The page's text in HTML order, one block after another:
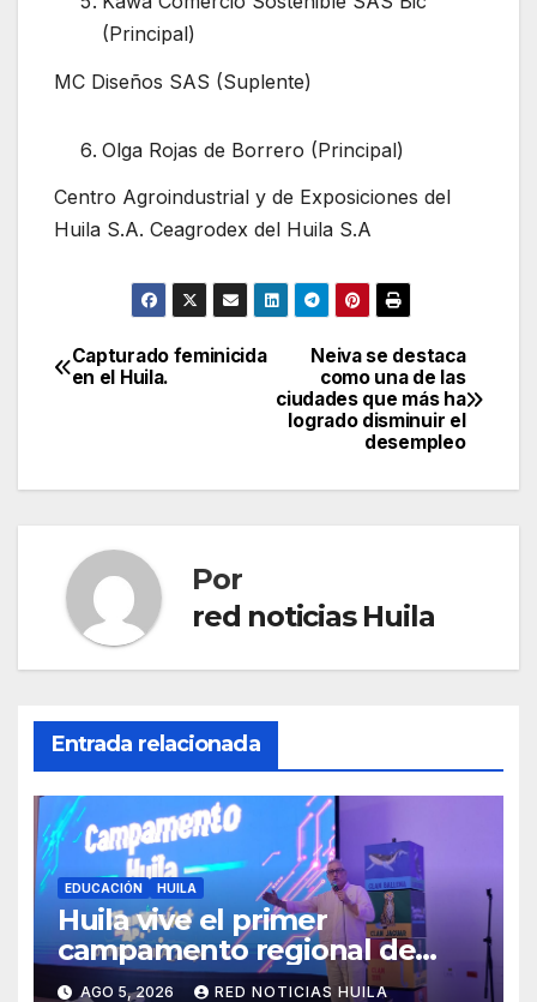
(Principal)
MC Diseños SAS (Suplente)
Olga Rojas de Borrero (Principal)
Centro Agroindustrial y de Exposiciones del
Huila S.A. Ceagrodex del Huila S.A
Navegación
Neiva se destaca
como una de las
ciudades que más ha
logrado disminuir el
desempleo
Capturado feminicida
en el Huila.
Por
red noticias Huila
Entrada relacionada
EDUCACIÓN HUILA
Huila vive el primer
campamento regional de
Tecnologías Para Aprender
AGO 5, 2026 RED NOTICIAS HUILA